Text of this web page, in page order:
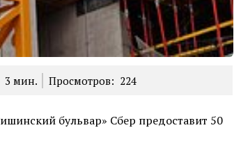
3 мин. Просмотров: 224
бульвар» Сбер предоставит 50